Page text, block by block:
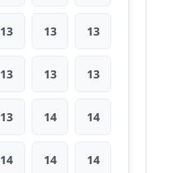
13 13 13
13 13 13
13 14 14
14 14 14